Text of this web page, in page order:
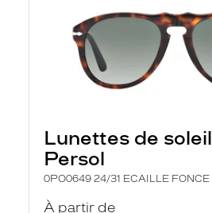
Lunettes de soleil
Persol
0PO0649 24/31 ECAILLE FONCE
À partir de